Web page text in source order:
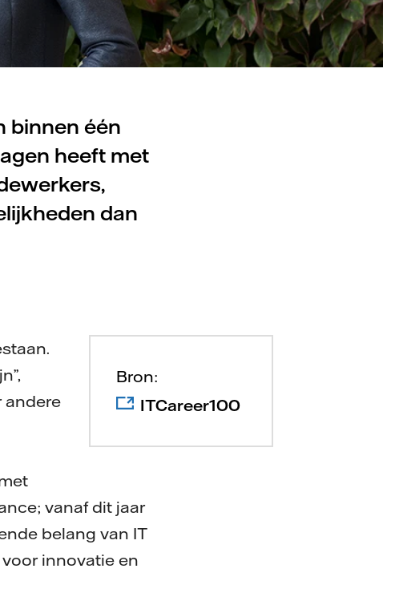
binnen één
heeft met
dan
Bron:
ITCareer100
andere
vanaf dit jaar
belang van IT
innovatie en